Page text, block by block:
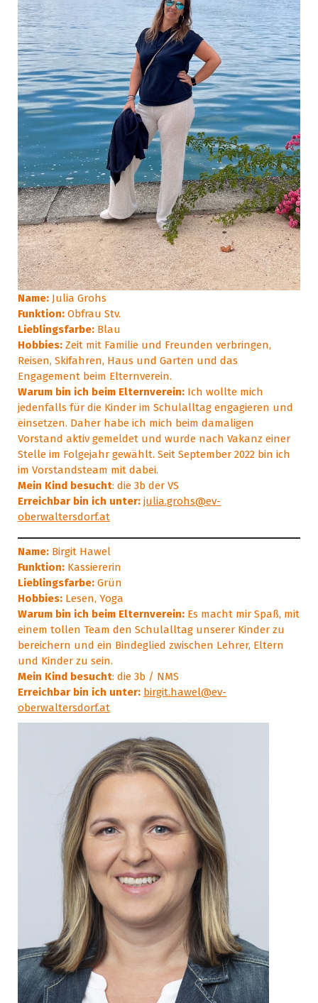
Name: Julia Grohs
Funktion: Obfrau Stv.
Lieblingsfarbe: Blau
Hobbies: Zeit mit Familie und Freunden verbringen,
Reisen, Skifahren, Haus und Garten und das
Engagement beim Elternverein.
Warum bin ich beim Elternverein: Ich wollte mich
jedenfalls für die Kinder im Schulalltag engagieren und
einsetzen. Daher habe ich mich beim damaligen
Vorstand aktiv gemeldet und wurde nach Vakanz einer
Stelle im Folgejahr gewählt. Seit September 2022 bin ich
im Vorstandsteam mit dabei.
Mein Kind besucht: die 3b der VS
Erreichbar bin ich unter: julia.grohs@ev-
oberwaltersdorf.at
Name: Birgit Hawel
Funktion: Kassiererin
Lieblingsfarbe: Grün
Hobbies: Lesen, Yoga
Warum bin ich beim Elternverein: Es macht mir Spaß, mit
einem tollen Team den Schulalltag unserer Kinder zu
bereichern und ein Bindeglied zwischen Lehrer, Eltern
und Kinder zu sein.
Mein Kind besucht: die 3b / NMS
Erreichbar bin ich unter: birgit.hawel@ev-
oberwaltersdorf.at